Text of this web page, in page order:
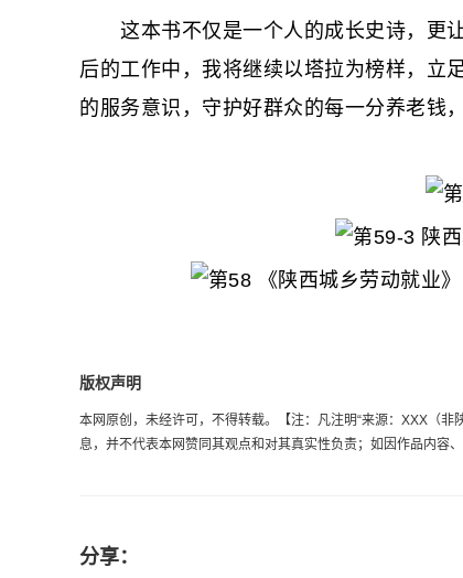
这本书不仅是一个人的成长史诗，更让
后的工作中，我将继续以塔拉为榜样，立
的服务意识，守护好群众的每一分养老钱
版权声明
本网原创，未经许可，不得转载。【注：凡注明“来源：XXX（
息，并不代表本网赞同其观点和对其真实性负责；如因作品内容
分享：